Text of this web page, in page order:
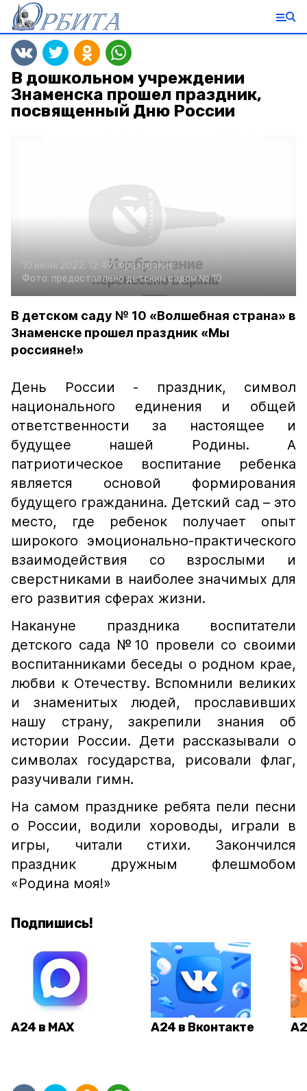
В дошкольном учреждении
Знаменска прошел праздник,
посвященный Дню России
10 июня 2022, 12:49Образование
Фото: предоставлено детским садом № 10
В детском саду № 10 «Волшебная страна» в
Знаменске прошел праздник «Мы
россияне!»
День России - праздник, символ
национального единения и общей
ответственности за настоящее и
будущее нашей Родины. А
патриотическое воспитание ребенка
является основой формирования
будущего гражданина. Детский сад – это
место, где ребенок получает опыт
широкого эмоционально-практического
взаимодействия со взрослыми и
сверстниками в наиболее значимых для
его развития сферах жизни.
Накануне праздника воспитатели
детского сада №10 провели со своими
воспитанниками беседы о родном крае,
любви к Отечеству. Вспомнили великих
и знаменитых людей, прославивших
нашу страну, закрепили знания об
истории России. Дети рассказывали о
символах государства, рисовали флаг,
разучивали гимн.
На самом празднике ребята пели песни
о России, водили хороводы, играли в
игры, читали стихи. Закончился
праздник дружным флешмобом
«Родина моя!»
Подпишись!
А24 в MAX А24 в Вконтакте